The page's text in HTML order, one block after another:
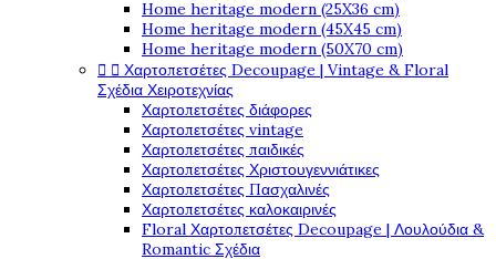
Home heritage modern (25X36 cm)
Home heritage modern (45X45 cm)
Home heritage modern (50X70 cm)
  Χαρτοπετσέτες Decoupage | Vintage & Floral
Σχέδια Χειροτεχνίας
Χαρτοπετσέτες διάφορες
Χαρτοπετσέτες vintage
Χαρτοπετσέτες παιδικές
Χαρτοπετσέτες Χριστουγεννιάτικες
Χαρτοπετσέτες Πασχαλινές
Χαρτοπετσέτες καλοκαιρινές
Floral Χαρτοπετσέτες Decoupage | Λουλούδια &
Romantic Σχέδια